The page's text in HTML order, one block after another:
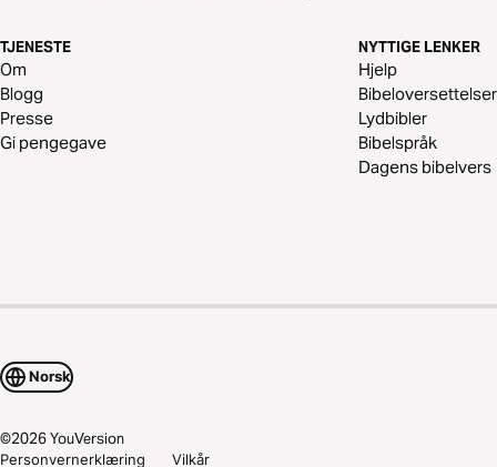
TJENESTE
Om
Blogg
Presse
Gi pengegave
NYTTIGE LENKER
Hjelp
Bibeloversettelser
Lydbibler
Bibelspråk
Dagens bibelvers
Norsk
©2026YouVersion
Personvernerklæring Vilkår